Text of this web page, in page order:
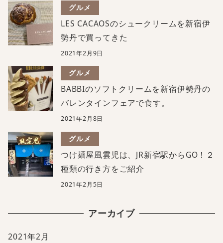
グルメ
LES CACAOSのシュークリームを新宿伊
勢丹で買ってきた
2021年2月9日
グルメ
BABBIのソフトクリームを新宿伊勢丹の
バレンタインフェアで食す。
2021年2月8日
グルメ
つけ麺屋風雲児は、JR新宿駅からGO！２
種類の行き方をご紹介
2021年2月5日
アーカイブ
2021年2月